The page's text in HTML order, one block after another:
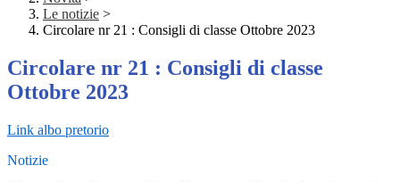
Le notizie >
Circolare nr 21 : Consigli di classe Ottobre 2023
Circolare nr 21 : Consigli di classe
Ottobre 2023
Link albo pretorio
Notizie